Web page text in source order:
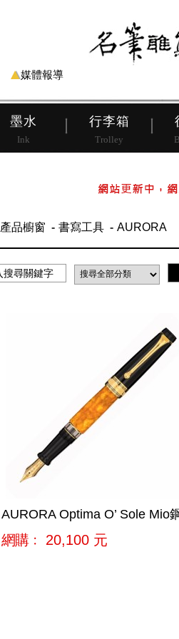
媒體報導
墨水
Ink
行李箱
Trolley
皮帶
產品櫥窗 書寫工具 AURORA
AURORA Optima O’ Sole Mio
網購﹕ 20,100 元